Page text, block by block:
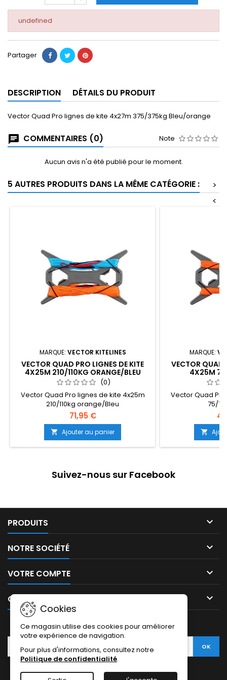
undefined
Partager
DESCRIPTION DÉTAILS DU PRODUIT
Vector Quad Pro lignes de kite 4x27m 375/375kg Bleu/orange
COMMENTAIRES (0) Note
Aucun avis n'a été publié pour le moment.
5 AUTRES PRODUITS DANS LA MÊME CATÉGORIE :
>
<
MARQUE: VECTOR KITELINES
VECTOR QUAD PRO LIGNES DE KITE
4X25M 210/110KG ORANGE/BLEU
(0)
Vector Quad Pro lignes de kite 4x25m
210/110kg orange/Bleu
71,95 €
 Ajouter au panier
MARQUE:
VECTOR QUAD
4X25M
Vector Quad
75/

Suivez-nous sur Facebook
PRODUITS 
NOTRE SOCIÉTÉ 
VOTRE COMPTE 
CONTACT 
Cookies
Ce magasin utilise des cookies pour améliorer
votre expérience de navigation.
Pour plus d'informations, consultez notre
Politique de confidentialité.
LETTRE D'INFORMATIONS